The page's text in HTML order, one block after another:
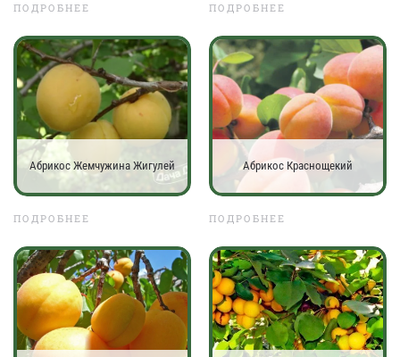
ПОДРОБНЕЕ ПОДРОБНЕЕ
Абрикос Жемчужина Жигулей
ПОДРОБНЕЕ
Абрикос Краснощекий
ПОДРОБНЕЕ